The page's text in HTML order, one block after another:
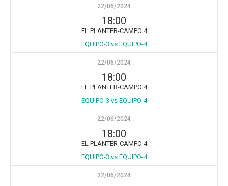
22/06/2024
18:00
EL PLANTER-CAMPO 4
EQUIPO-3 vs EQUIPO-4
22/06/2024
18:00
EL PLANTER-CAMPO 4
EQUIPO-3 vs EQUIPO-4
22/06/2024
18:00
EL PLANTER-CAMPO 4
EQUIPO-3 vs EQUIPO-4
22/06/2024